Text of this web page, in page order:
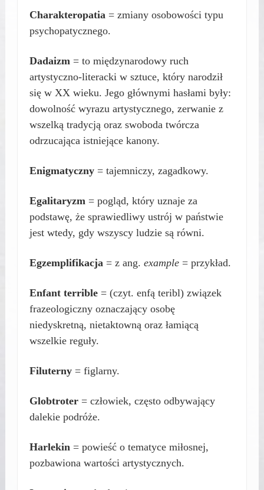
Charakteropatia = zmiany osobowości typu
psychopatycznego.
Dadaizm = to międzynarodowy ruch
artystyczno-literacki w sztuce, który narodził
się w XX wieku. Jego głównymi hasłami były:
dowolność wyrazu artystycznego, zerwanie z
wszelką tradycją oraz swoboda twórcza
odrzucająca istniejące kanony.
Enigmatyczny= tajemniczy, zagadkowy.
Egalitaryzm = pogląd, który uznaje za
podstawę, że sprawiedliwy ustrój w państwie
jest wtedy, gdy wszyscy ludzie są równi.
Egzemplifikacja = z ang. example= przykład.
Enfant terrible= (czyt. enfą teribl) związek
frazeologiczny oznaczający osobę
niedyskretną, nietaktowną oraz łamiącą
wszelkie reguły.
Filuterny= figlarny.
Globtroter = człowiek, często odbywający
dalekie podróże.
Harlekin = powieść o tematyce miłosnej,
pozbawiona wartości artystycznych.